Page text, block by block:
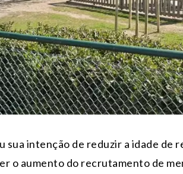
sua intenção de reduzir a idade de
o aumento do recrutamento de